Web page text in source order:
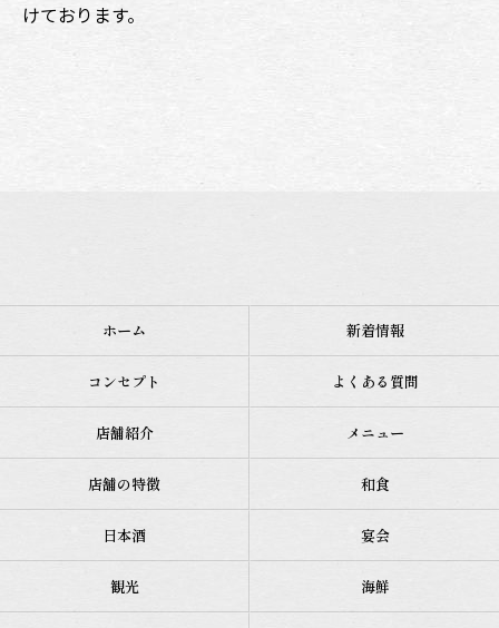
けております。
ホーム 新着情報
コンセプト よくある質問
店舗紹介 メニュー
店舗の特徴 和食
日本酒 宴会
観光 海鮮